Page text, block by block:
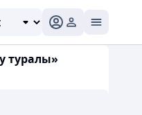
туралы»